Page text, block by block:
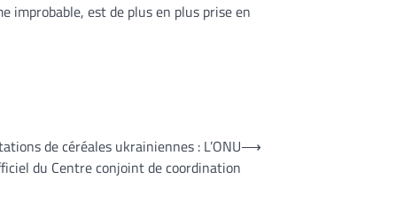
improbable, est de plus en plus prise en
de céréales ukrainiennes : L’ONU
du Centre conjoint de coordination
⟶